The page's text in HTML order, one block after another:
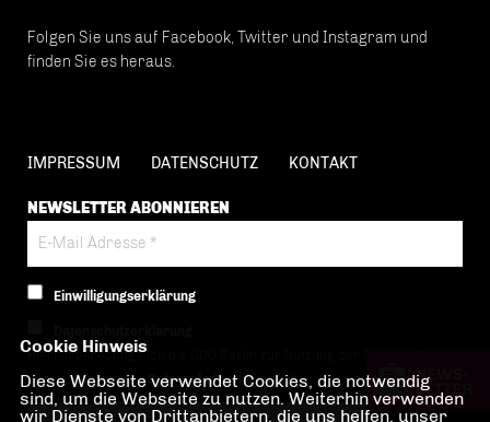
Folgen Sie uns auf Facebook, Twitter und Instagram und
finden Sie es heraus.
IMPRESSUM DATENSCHUTZ KONTAKT
NEWSLETTER ABONNIEREN
Einwilligungserklärung
Hiermit berechtige ich die CDU Berlin zur Nutzung der Daten im Sinn
der nachfolgenden Datenschutzerklärung.*
Cookie Hinweis
Diese Webseite verwendet Cookies, die notwendig
sind, um die Webseite zu nutzen. Weiterhin verwenden
wir Dienste von Drittanbietern, die uns helfen, unser